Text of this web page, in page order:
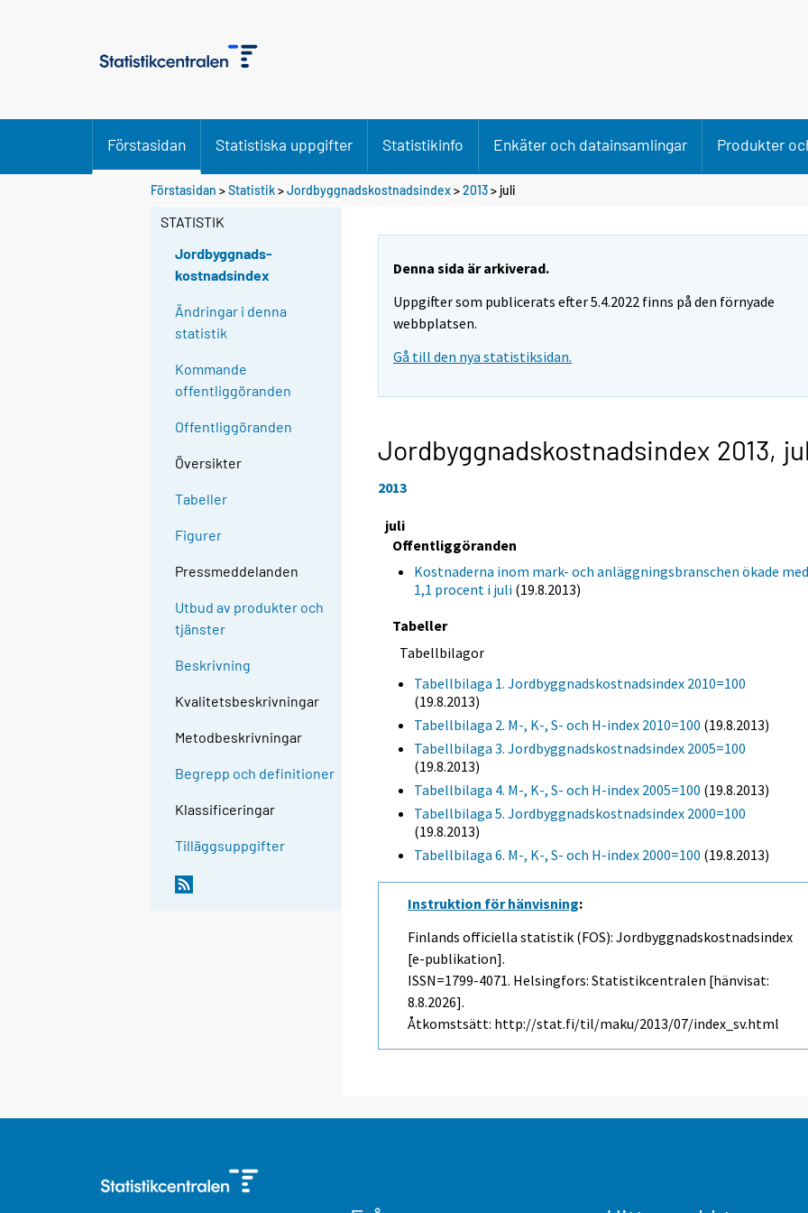
Förstasidan Statistiska uppgifter Statistikinfo Enkäter och datainsamlingar Produkter
Förstasidan >Statistik>Jordbyggnadskostnadsindex>2013> juli
STATISTIK
Jordbyggnads-
kostnadsindex
Ändringar i denna
statistik
Kommande
offentliggöranden
Offentliggöranden
Översikter
Tabeller
Figurer
Pressmeddelanden
Utbud av produkter och
tjänster
Beskrivning
Kvalitetsbeskrivningar
Metodbeskrivningar
Begrepp och definitioner
Klassificeringar
Tilläggsuppgifter
Denna sida är arkiverad.
Uppgifter som publicerats efter 5.4.2022 finns på den förnyade
webbplatsen.
Gå till den nya statistiksidan.
Jordbyggnadskostnadsindex 2013,
2013
juli
Offentliggöranden
Kostnaderna inom mark- och anläggningsbranschen ökade
1,1 procent i juli (19.8.2013)
Tabeller
Tabellbilagor
Tabellbilaga 1. Jordbyggnadskostnadsindex 2010=100
(19.8.2013)
Tabellbilaga 2. M-, K-, S- och H-index 2010=100 (19.8.2013)
Tabellbilaga 3. Jordbyggnadskostnadsindex 2005=100
(19.8.2013)
Tabellbilaga 4. M-, K-, S- och H-index 2005=100 (19.8.2013)
Tabellbilaga 5. Jordbyggnadskostnadsindex 2000=100
(19.8.2013)
Tabellbilaga 6. M-, K-, S- och H-index 2000=100 (19.8.2013)
Instruktion för hänvisning:
Finlands officiella statistik (FOS): Jordbyggnadskostnadsindex
[e-publikation].
ISSN=1799-4071. Helsingfors: Statistikcentralen [hänvisat:
8.8.2026].
Åtkomstsätt: http://stat.fi/til/maku/2013/07/index_sv.html